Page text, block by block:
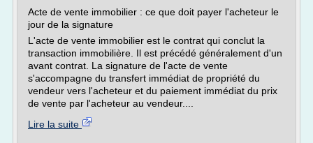
Acte de vente immobilier : ce que doit payer l'acheteur le
jour de la signature
L'acte de vente immobilier est le contrat qui conclut la
transaction immobilière. Il est précédé généralement d'un
avant contrat. La signature de l'acte de vente
s'accompagne du transfert immédiat de propriété du
vendeur vers l'acheteur et du paiement immédiat du prix
de vente par l'acheteur au vendeur....
Lire la suite